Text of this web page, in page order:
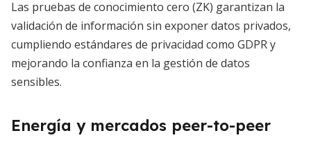
Las pruebas de conocimiento cero (ZK) garantizan la
validación de información sin exponer datos privados,
cumpliendo estándares de privacidad como GDPR y
mejorando la confianza en la gestión de datos
sensibles.
Energía y mercados peer-to-peer